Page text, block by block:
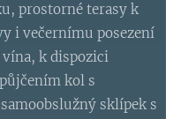
prostorné terasy k
i večernímu posezení
k dispozici
kol s
sklípek s